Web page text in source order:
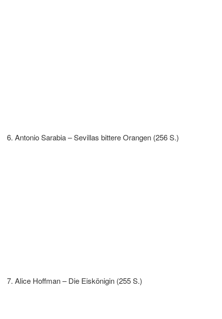
Antonio Sarabia – Sevillas bittere Orangen (256 S.)
Alice Hoffman – Die Eiskönigin (255 S.)